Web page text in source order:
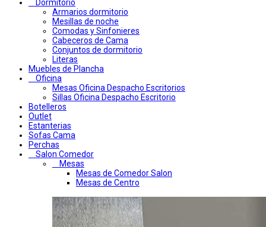
Dormitorio
Armarios dormitorio
Mesillas de noche
Comodas y Sinfonieres
Cabeceros de Cama
Conjuntos de dormitorio
Literas
Muebles de Plancha
Oficina
Mesas Oficina Despacho Escritorios
Sillas Oficina Despacho Escritorio
Botelleros
Outlet
Estanterias
Sofas Cama
Perchas
Salon Comedor
Mesas
Mesas de Comedor Salon
Mesas de Centro